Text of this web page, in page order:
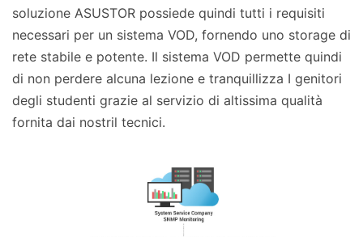
soluzione ASUSTOR possiede quindi tutti i requisiti
necessari per un sistema VOD, fornendo uno storage di
rete stabile e potente. Il sistema VOD permette quindi
di non perdere alcuna lezione e tranquillizza I genitori
degli studenti grazie al servizio di altissima qualità
fornita dai nostril tecnici.